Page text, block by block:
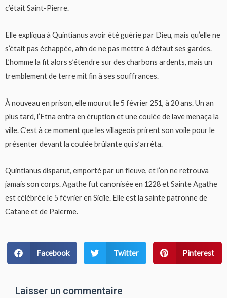
c’était Saint-Pierre.
Elle expliqua à Quintianus avoir été guérie par Dieu, mais qu’elle ne
s’était pas échappée, afin de ne pas mettre à défaut ses gardes.
L’homme la fit alors s’étendre sur des charbons ardents, mais un
tremblement de terre mit fin à ses souffrances.
À nouveau en prison, elle mourut le 5 février 251, à 20 ans. Un an
plus tard, l’Etna entra en éruption et une coulée de lave menaça la
ville. C’est à ce moment que les villageois prirent son voile pour le
présenter devant la coulée brûlante qui s’arrêta.
Quintianus disparut, emporté par un fleuve, et l’on ne retrouva
jamais son corps. Agathe fut canonisée en 1228 et Sainte Agathe
est célébrée le 5 février en Sicile. Elle est la sainte patronne de
Catane et de Palerme.
Facebook Twitter Pinterest
Laisser un commentaire